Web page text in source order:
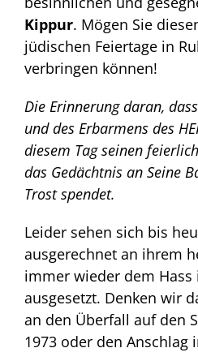
Kippur. Mögen Sie
jüdischen Feiertage in
verbringen können!
Die Erinnerung daran,
und des Erbarmens des
diesem Tag seinen
das Gedächtnis an Seine
Trost spendet.
Leider sehen sich bis
ausgerechnet an ihrem
immer wieder dem Hass
ausgesetzt. Denken wir
an den Überfall auf den
1973 oder den Anschlag